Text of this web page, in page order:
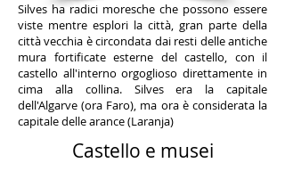
Silves ha radici moresche che possono essere
viste mentre esplori la città, gran parte della
città vecchia è circondata dai resti delle antiche
mura fortificate esterne del castello, con il
castello all'interno orgoglioso direttamente in
cima alla collina. Silves era la capitale
dell'Algarve (ora Faro), ma ora è considerata la
capitale delle arance (Laranja)
Castello e musei